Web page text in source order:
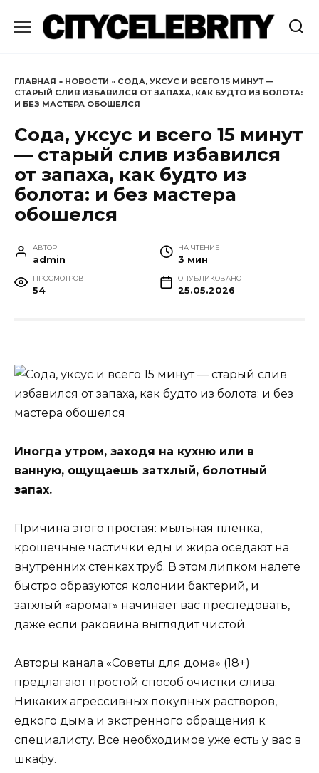
содержанию
ГЛАВНАЯ » НОВОСТИ » СОДА, УКСУС И ВСЕГО 15 МИНУТ —
СТАРЫЙ СЛИВ ИЗБАВИЛСЯ ОТ ЗАПАХА, КАК БУДТО ИЗ БОЛОТА:
И БЕЗ МАСТЕРА ОБОШЕЛСЯ
Сода, уксус и всего 15 минут
— старый слив избавился
от запаха, как будто из
болота: и без мастера
обошелся
АВТОР
admin
НА ЧТЕНИЕ
3 мин
ПРОСМОТРОВ
54
ОПУБЛИКОВАНО
25.05.2026
Иногда утром, заходя на кухню или в
ванную, ощущаешь затхлый, болотный
запах.
Причина этого простая: мыльная пленка,
крошечные частички еды и жира оседают на
внутренних стенках труб. В этом липком налете
быстро образуются колонии бактерий, и
затхлый «аромат» начинает вас преследовать,
даже если раковина выглядит чистой.
Авторы канала «Советы для дома» (18+)
предлагают простой способ очистки слива.
Никаких агрессивных покупных растворов,
едкого дыма и экстренного обращения к
специалисту. Все необходимое уже есть у вас в
шкафу.